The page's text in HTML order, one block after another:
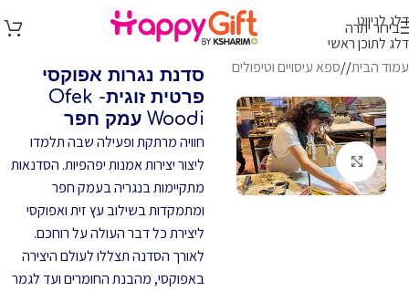
דלג לניווט
דלג לתוכן ראשי
בירור יתרה
עמוד הבית/ ספא עיסויים וטיפולים
לחץ להגדלה
סדנת נגרות אפוקסי
פרטית זוגית- Ofek
Woodi עמק חפר
חוויה מרתקת ופעילה שבה תלמדו
ליצור יצירות אמנות יפהפיות. הסדנאות
מתקיימות בנגריה בעמק חפר
ומתמקדות בשילוב עץ זית ואפוקסי
ליצירת כל דבר העולה על רוחכם.
לאורך הסדנה תצללו לעולם היצירה
באפוקסי, מהבנת החומרים ועד לגמר